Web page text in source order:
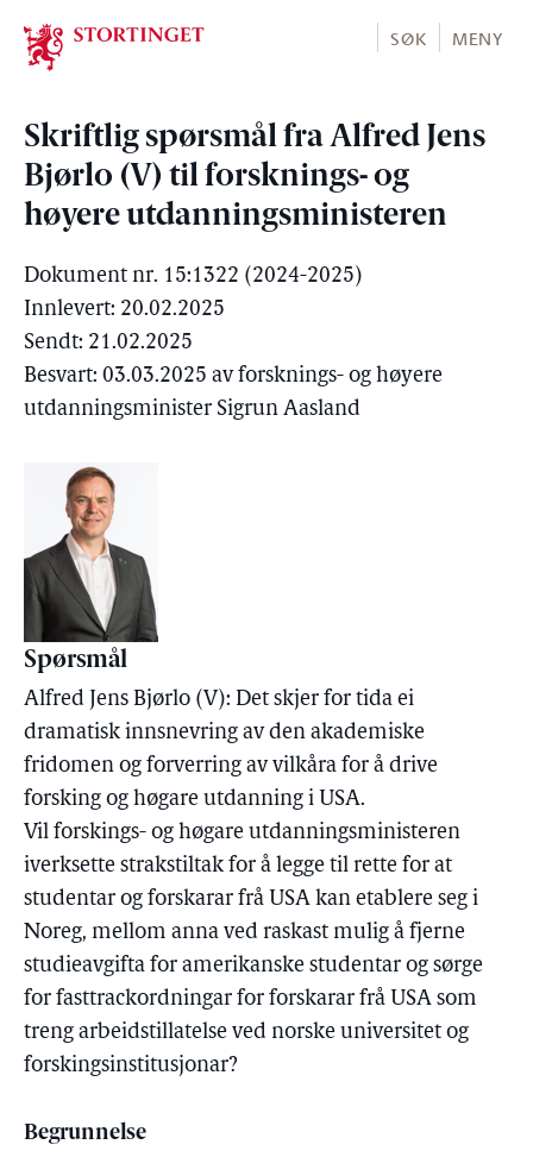
Stortinget.no
SØK MENY
Skriftlig spørsmål fra Alfred Jens
Bjørlo (V) til forsknings- og
høyere utdanningsministeren
Dokument nr. 15:1322 (2024-2025)
Innlevert: 20.02.2025
Sendt: 21.02.2025
Besvart: 03.03.2025 av forsknings- og høyere
utdanningsminister Sigrun Aasland
Spørsmål
Alfred Jens Bjørlo (V): Det skjer for tida ei
dramatisk innsnevring av den akademiske
fridomen og forverring av vilkåra for å drive
forsking og høgare utdanning i USA.
Vil forskings- og høgare utdanningsministeren
iverksette strakstiltak for å legge til rette for at
studentar og forskarar frå USA kan etablere seg i
Noreg, mellom anna ved raskast mulig å fjerne
studieavgifta for amerikanske studentar og sørge
for fasttrackordningar for forskarar frå USA som
treng arbeidstillatelse ved norske universitet og
forskingsinstitusjonar?
Begrunnelse